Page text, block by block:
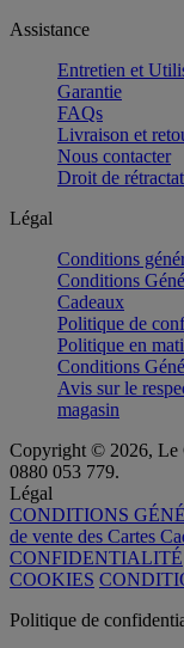
Assistance
Entretien et
Garantie
FAQs
Livraison et
Nous contacter
Droit de
Légal
Conditions
Conditions
Cadeaux
Politique de
Politique en
Conditions
Avis sur le
magasin
Copyright © 2026, Le
0880 053 779.
Légal
CONDITIONS
de vente des Cartes
CONFIDENTIALITÉ
COOKIES
Politique de